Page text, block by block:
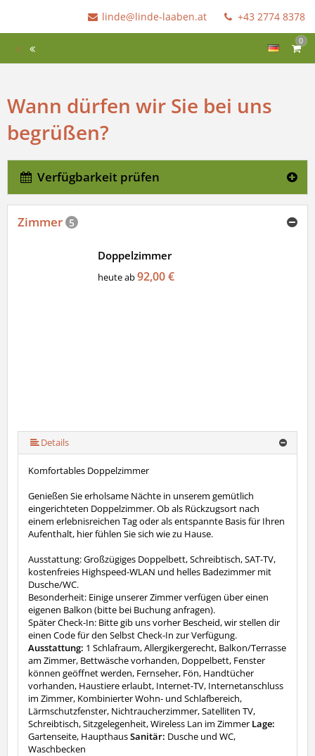
linde@linde-laaben.at +43 2774 8378
0
Wann dürfen wir Sie bei uns
begrüßen?
Verfügbarkeit prüfen
Zimmer 5
Doppelzimmer
heute ab92,00 €
Details
Komfortables Doppelzimmer
Genießen Sie erholsame Nächte in unserem gemütlich
eingerichteten Doppelzimmer. Ob als Rückzugsort nach
einem erlebnisreichen Tag oder als entspannte Basis für Ihren
Aufenthalt, hier fühlen Sie sich wie zu Hause.
Ausstattung: Großzügiges Doppelbett, Schreibtisch, SAT-TV,
kostenfreies Highspeed-WLAN und helles Badezimmer mit
Dusche/WC.
Besonderheit: Einige unserer Zimmer verfügen über einen
eigenen Balkon (bitte bei Buchung anfragen).
Später Check-In: Bitte gib uns vorher Bescheid, wir stellen dir
einen Code für den Selbst Check-In zur Verfügung.
Ausstattung: 1 Schlafraum, Allergikergerecht, Balkon/Terrasse
am Zimmer, Bettwäsche vorhanden, Doppelbett, Fenster
können geöffnet werden, Fernseher, Fön, Handtücher
vorhanden, Haustiere erlaubt, Internet-TV, Internetanschluss
im Zimmer, Kombinierter Wohn- und Schlafbereich,
Lärmschutzfenster, Nichtraucherzimmer, Satelliten TV,
Schreibtisch, Sitzgelegenheit, Wireless Lan im Zimmer Lage:
Gartenseite, HaupthausSanitär: Dusche und WC,
Waschbecken